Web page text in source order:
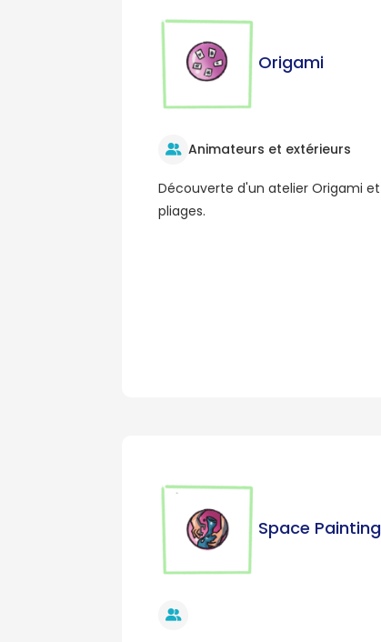
Origami
Animateurs et extérieurs
Découverte d'un atelier Origami et
pliages.
Space Painting